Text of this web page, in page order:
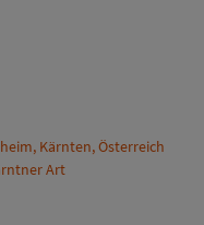
Kärnten, Österreich
Art